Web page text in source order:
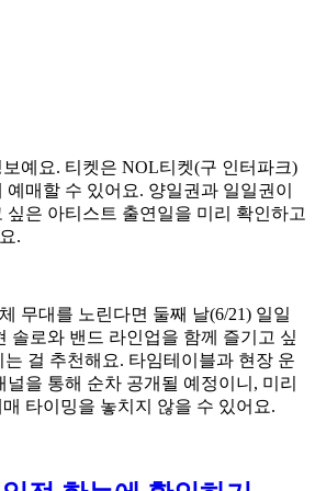
보예요. 티켓은 NOL티켓(구 인터파크)
매할 수 있어요. 양일권과 일일권이
싶은 아티스트 출연일을 미리 확인하고
.
무대를 노린다면 둘째 날(6/21) 일일
솔로와 밴드 라인업을 함께 즐기고 싶
는 걸 추천해요. 타임테이블과 현장 운
을 통해 순차 공개될 예정이니, 미리
매 타이밍을 놓치지 않을 수 있어요.